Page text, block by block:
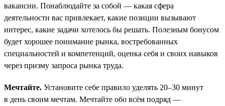
вакансии. Понаблюдайте за собой — какая сфера
деятельности вас привлекает, какие позиции вызывают
интерес, какие задачи хотелось бы решать. Полезным бонусом
будет хорошее понимание рынка, востребованных
специальностей и компетенций, оценка себя и своих навыков
через призму запроса рынка труда.
Мечтайте. Установите себе правило уделять 20–30 минут
в день своим мечтам. Мечтайте обо всём подряд —